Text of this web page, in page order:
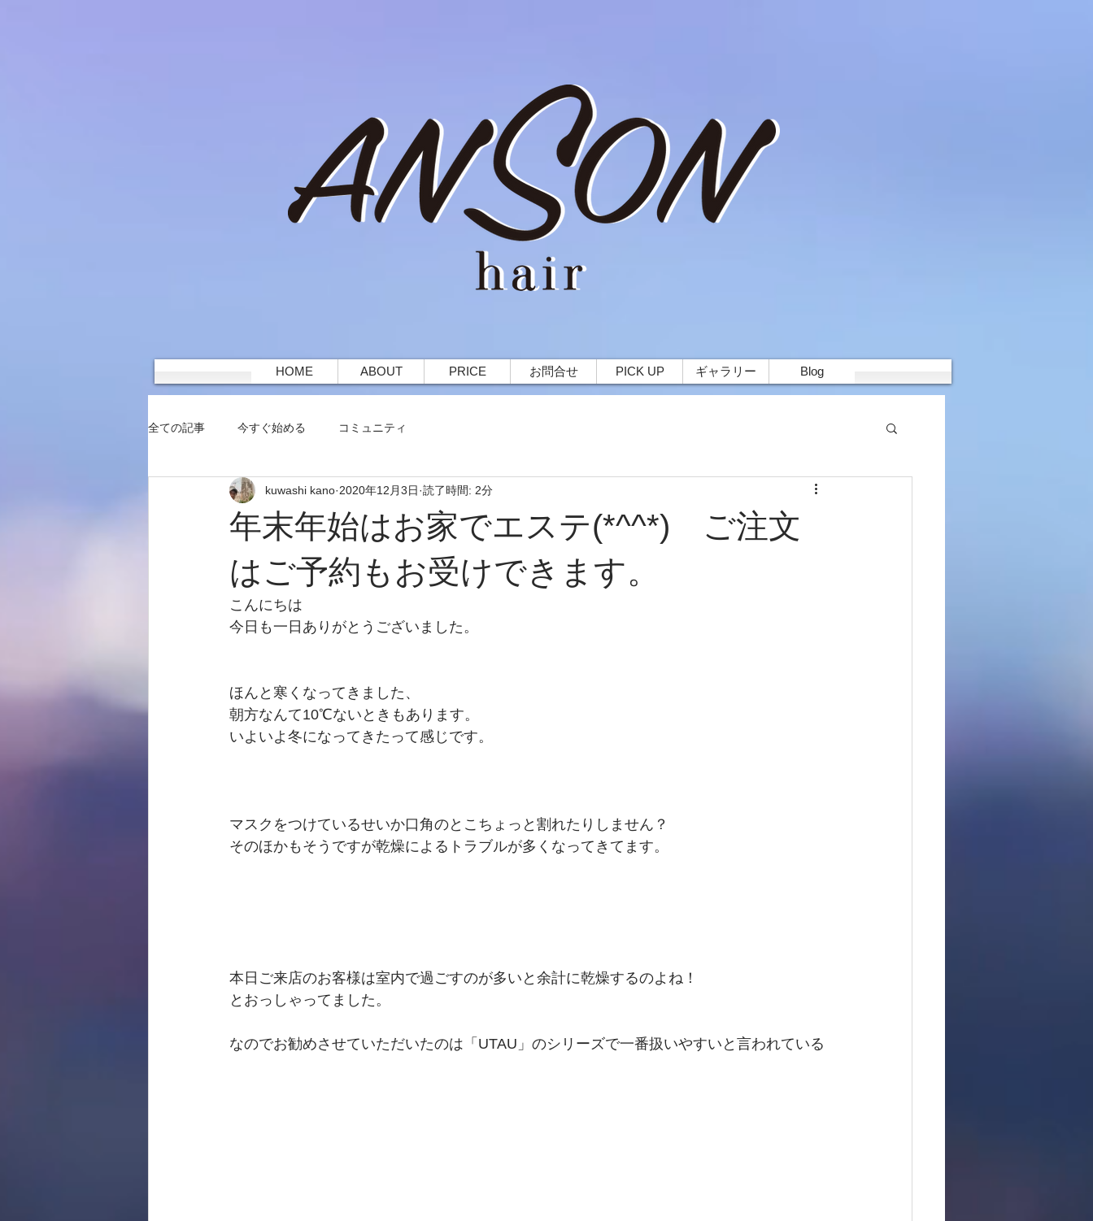
HOME ABOUT PRICE お問合せ PICK UP ギャラリー Blog
全ての記事 今すぐ始める コミュニティ
年末年始はお家でエステ(*^^*) ご注文
はご予約もお受けできます。
kuwashi kano 2020年12月3日 読了時間: 2分
こんにちは
今日も一日ありがとうございました。
ほんと寒くなってきました、
朝方なんて10℃ないときもあります。
いよいよ冬になってきたって感じです。
マスクをつけているせいか口角のとこちょっと割れたりしません？
そのほかもそうですが乾燥によるトラブルが多くなってきてます。
本日ご来店のお客様は室内で過ごすのが多いと余計に乾燥するのよね！
とおっしゃってました。
なのでお勧めさせていただいたのは「UTAU」のシリーズで一番扱いやすいと言われている